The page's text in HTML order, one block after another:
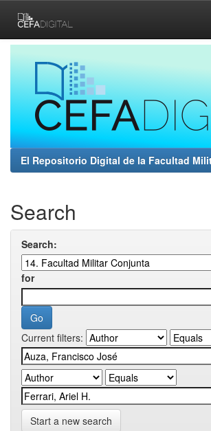
navigation
El Repositorio Digital de la Facultad
Search
Search:
for
Current filters:
Start a new search